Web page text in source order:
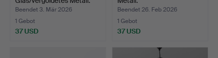
Beendet 3. Mär 2026
1 Gebot
37 USD
Beendet 26. Feb 2026
1 Gebot
37 USD